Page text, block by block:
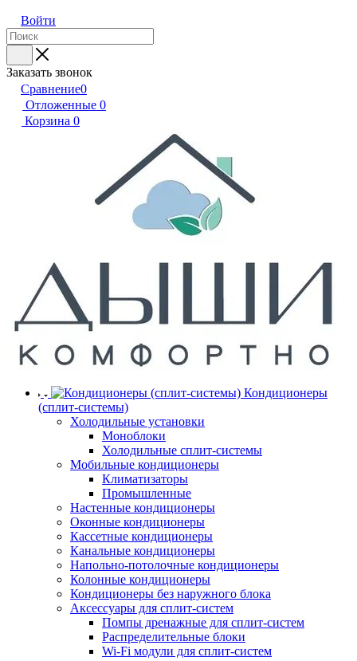
Войти
Заказать звонок
Сравнение0
Отложенные 0
Корзина 0
Кондиционеры
(сплит-системы)
Холодильные установки
Моноблоки
Холодильные сплит-системы
Мобильные кондиционеры
Климатизаторы
Промышленные
Настенные кондиционеры
Оконные кондиционеры
Кассетные кондиционеры
Канальные кондиционеры
Напольно-потолочные кондиционеры
Колонные кондиционеры
Кондиционеры без наружного блока
Аксессуары для сплит-систем
Помпы дренажные для сплит-систем
Распределительные блоки
Wi-Fi модули для сплит-систем